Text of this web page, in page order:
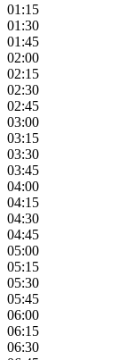
01:15
01:30
01:45
02:00
02:15
02:30
02:45
03:00
03:15
03:30
03:45
04:00
04:15
04:30
04:45
05:00
05:15
05:30
05:45
06:00
06:15
06:30